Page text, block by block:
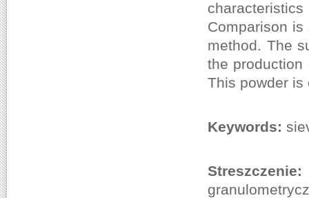
Comparison
method. The
the
This powder is
Keywords: